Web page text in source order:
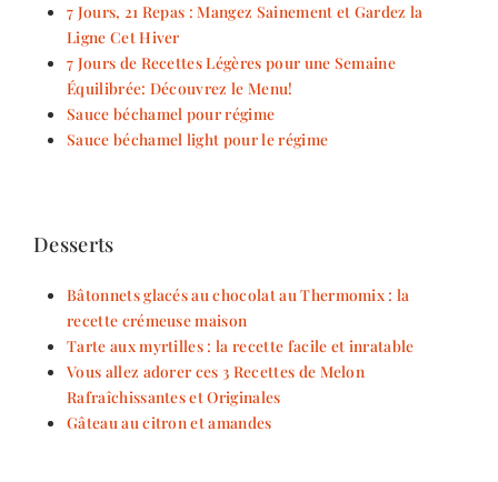
7 Jours, 21 Repas : Mangez Sainement et Gardez la
Ligne Cet Hiver
7 Jours de Recettes Légères pour une Semaine
Équilibrée: Découvrez le Menu!
Sauce béchamel pour régime
Sauce béchamel light pour le régime
Desserts
Bâtonnets glacés au chocolat au Thermomix : la
recette crémeuse maison
Tarte aux myrtilles : la recette facile et inratable
Vous allez adorer ces 3 Recettes de Melon
Rafraîchissantes et Originales
Gâteau au citron et amandes